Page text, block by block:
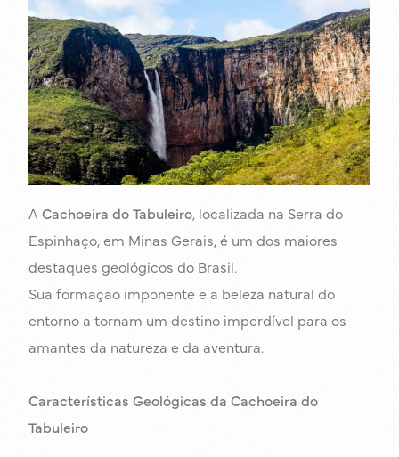
A Cachoeira do Tabuleiro, localizada na Serra do
Espinhaço, em Minas Gerais, é um dos maiores
destaques geológicos do Brasil.
Sua formação imponente e a beleza natural do
entorno a tornam um destino imperdível para os
amantes da natureza e da aventura.
Características Geológicas da Cachoeira do
Tabuleiro